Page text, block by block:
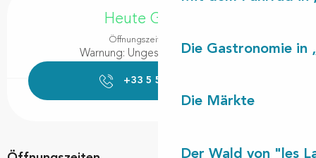
Die Gastronomie in
Die Märkte
Der Wald von "les
Heute Geöffnet
Öffnungszeiten ansehen
Warnung: Ungesicherte Stunden
+33 5 58 89 43